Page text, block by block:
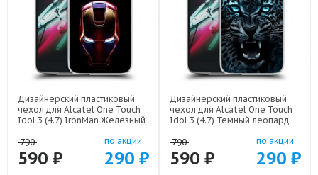
Дизайнерский пластиковый
чехол для Alcatel One Touch
Idol 3 (4.7) IronMan Железный
790
590 ₽
по акции
290 ₽
Дизайнерский пластиковый
чехол для Alcatel One Touch
Idol 3 (4.7) Темный леопард
790
590 ₽
по акции
290 ₽